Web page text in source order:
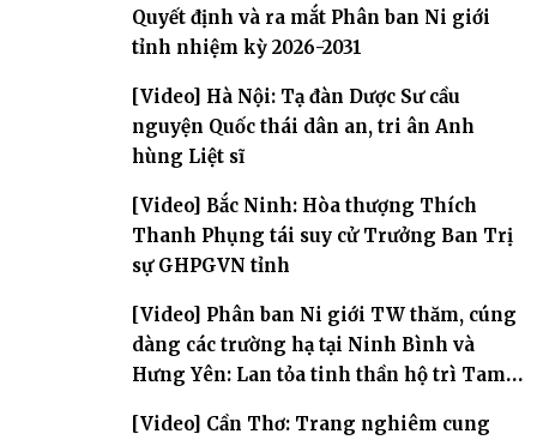
Quyết định và ra mắt Phân ban Ni giới
tỉnh nhiệm kỳ 2026-2031
[Video] Hà Nội: Tạ đàn Dược Sư cầu
nguyện Quốc thái dân an, tri ân Anh
hùng Liệt sĩ
[Video] Bắc Ninh: Hòa thượng Thích
Thanh Phụng tái suy cử Trưởng Ban Trị
sự GHPGVN tỉnh
[Video] Phân ban Ni giới TW thăm, cúng
dàng các trường hạ tại Ninh Bình và
Hưng Yên: Lan tỏa tinh thần hộ trì Tam
[Video] Cần Thơ: Trang nghiêm cung